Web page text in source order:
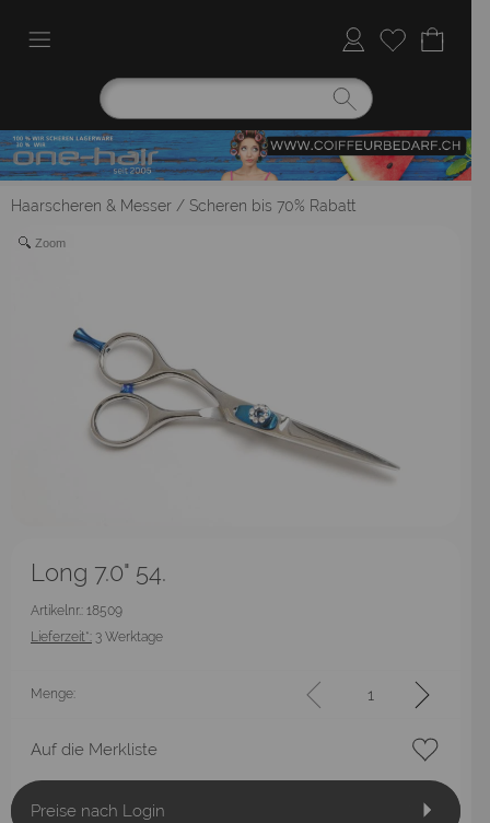
Haarscheren & Messer / Scheren bis 70% Rabatt
Zoom
Long 7.0" 54.
Artikelnr.: 18509
Lieferzeit*: 3 Werktage
Menge:
Auf die Merkliste
Preise nach Login